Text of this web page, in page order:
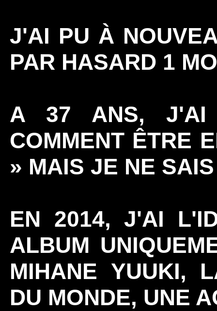
J'AI PU À
PAR HASARD 1
A 37 ANS, J'AI
COMMENT ÊTRE
» MAIS JE NE
EN 2014, J'AI
ALBUM
MIHANE YUUKI,
DU MONDE, UNE